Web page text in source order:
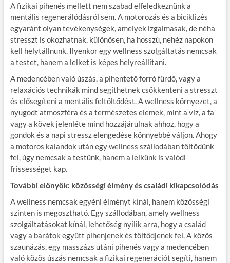
A fizikai pihenés mellett nem szabad elfeledkeznünk a
mentális regenerálódásról sem. A motorozás és a biciklizés
egyaránt olyan tevékenységek, amelyek izgalmasak, de néha
stresszt is okozhatnak, különösen, ha hosszú, nehéz napokon
kell helytállnunk. Ilyenkor egy wellness szolgáltatás nemcsak
a testet, hanem a lelket is képes helyreállítani.
A medencében való úszás, a pihentető forró fürdő, vagy a
relaxációs technikák mind segíthetnek csökkenteni a stresszt
és elősegíteni a mentális feltöltődést. A wellness környezet, a
nyugodt atmoszféra és a természetes elemek, mint a víz, a fa
vagy a kövek jelenléte mind hozzájárulnak ahhoz, hogy a
gondok és a napi stressz elengedése könnyebbé váljon. Ahogy
a motoros kalandok után egy wellness szállodában töltődünk
fel, úgy nemcsak a testünk, hanem a lelkünk is valódi
frissességet kap.
További előnyök: közösségi élmény és családi kikapcsolódás
A wellness nemcsak egyéni élményt kínál, hanem közösségi
szinten is megosztható. Egy szállodában, amely wellness
szolgáltatásokat kínál, lehetőség nyílik arra, hogy a család
vagy a barátok együtt pihenjenek és töltődjenek fel. A közös
szaunázás, egy masszázs utáni pihenés vagy a medencében
való közös úszás nemcsak a fizikai regenerációt segíti, hanem